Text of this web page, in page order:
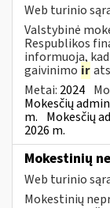
Web turinio
Valstybinė
Respublikos
informuoja,
gaivinimo ir
Metai: 2024
Mokesčių
m. Mokesčių
2026 m.
Mokestinių
Web turinio
Mokestinių